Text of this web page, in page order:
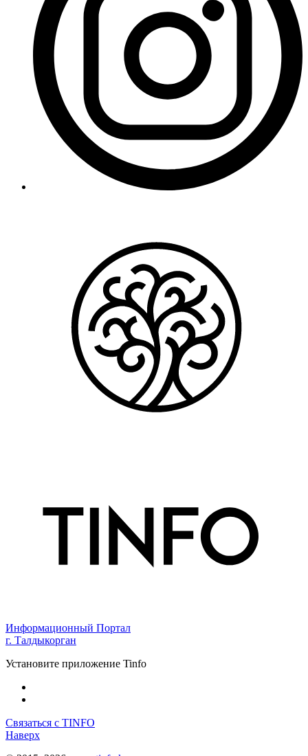
Информационный Портал
г. Талдыкорган
Установите приложение Tinfo
Связаться с TINFO
Наверх